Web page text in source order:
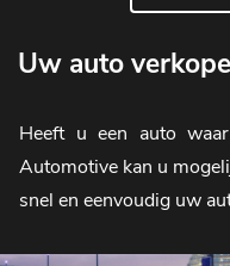
Uw auto
Heeft u een auto
Automotive kan u
snel en eenvoudig uw